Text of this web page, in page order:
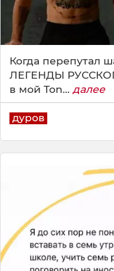
Когда перепутал
ЛЕГЕНДЫ
в мой Ton... далее
дуров